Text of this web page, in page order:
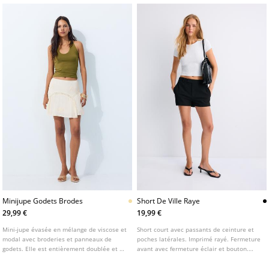
Minijupe Godets Brodes
29,99 €
Mini-jupe évasée en mélange de viscose et
modal avec broderies et panneaux de
godets. Elle est entièrement doublée et se
Short De Ville Raye
19,99 €
Short court avec passants de ceinture et
poches latérales. Imprimé rayé. Fermeture
avant avec fermeture éclair et bouton.